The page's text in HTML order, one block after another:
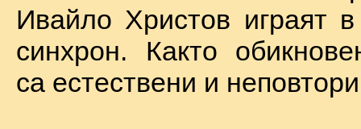
Ивайло Христов играят
синхрон. Както
са естествени и